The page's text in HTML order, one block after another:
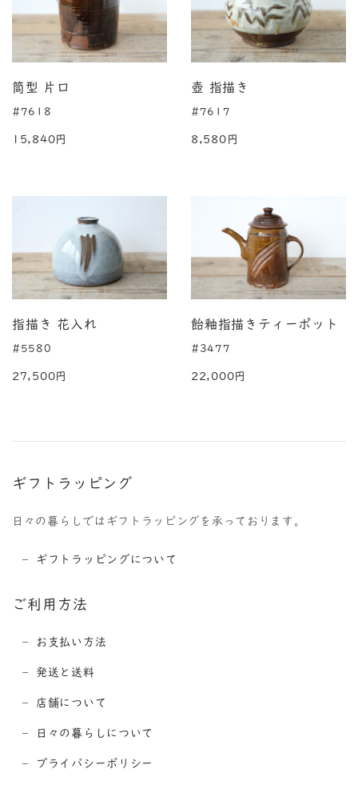
筒型 片口
#7618
15,840円
壺 指描き
#7617
8,580円
指描き 花入れ
#5580
27,500円
飴釉指描きティーポット
#3477
22,000円
ギフトラッピング
日々の暮らしではギフトラッピングを承っております。
ギフトラッピングについて
ご利用方法
お支払い方法
発送と送料
店舗について
日々の暮らしについて
プライバシーポリシー